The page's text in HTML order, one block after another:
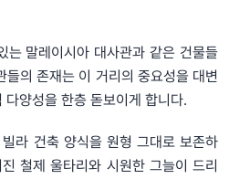
말레이시아 대사관과 같은 건물들
의 존재는 이 거리의 중요성을 대변
양성을 한층 돋보이게 합니다.
라 건축 양식을 원형 그대로 보존하
철제 울타리와 시원한 그늘이 드리